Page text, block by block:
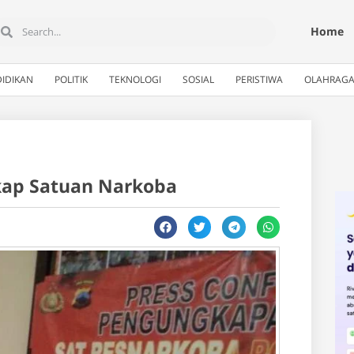
Home
POLITIK TEKNOLOGI SOSIAL PERISTIWA OLAHRAGA
Satuan Narkoba